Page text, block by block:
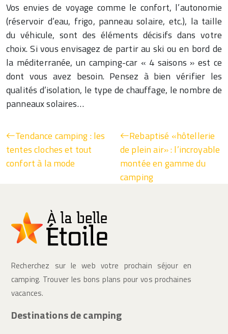
Vos envies de voyage comme le confort, l’autonomie
(réservoir d’eau, frigo, panneau solaire, etc.), la taille
du véhicule, sont des éléments décisifs dans votre
choix. Si vous envisagez de partir au ski ou en bord de
la méditerranée, un camping-car « 4 saisons » est ce
dont vous avez besoin. Pensez à bien vérifier les
qualités d’isolation, le type de chauffage, le nombre de
panneaux solaires…
Tendance camping : les
tentes cloches et tout
confort à la mode
Rebaptisé «hôtellerie
de plein air» : l’incroyable
montée en gamme du
camping
Recherchez sur le web votre prochain séjour en
camping. Trouver les bons plans pour vos prochaines
vacances.
Destinations de camping